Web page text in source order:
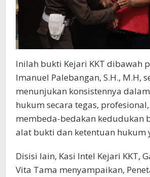
Inilah bukti Kejari KKT dibawah
Imanuel Palebangan, S.H., M.H,
menunjukan konsistennya
hukum secara tegas,
membeda-bedakan kedudukan
alat bukti dan ketentuan hukum
Disisi lain, Kasi Intel Kejari KKT,
Vita Tama menyampaikan,